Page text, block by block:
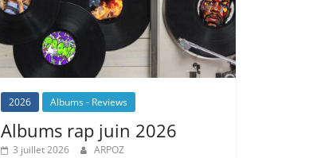
2026 Albums - Reviews
Albums rap juin 2026
3 juillet 2026 ARPOZ